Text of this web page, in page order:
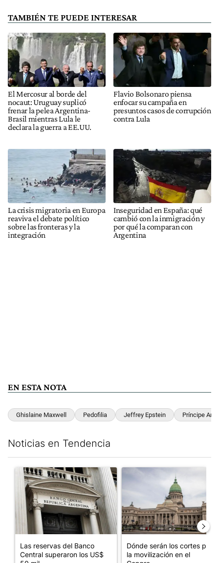
TAMBIÉN TE PUEDE INTERESAR
El Mercosur al borde del
nocaut: Uruguay suplicó
frenar la pelea Argentina-
Brasil mientras Lula le
declara la guerra a EE.UU.
Flavio Bolsonaro piensa
enfocar su campaña en
presuntos casos de corrupción
contra Lula
La crisis migratoria en Europa
reaviva el debate político
sobre las fronteras y la
integración
Inseguridad en España: qué
cambió con la inmigración y
por qué la comparan con
Argentina
EN ESTA NOTA
Ghislaine Maxwell Pedofilia Jeffrey Epstein Príncipe
Noticias en Tendencia
Un artículo de tendencia con el título "Las reservas del Banco
Las reservas del Banco
Central superaron los US$
Un artículo de tendencia
Dónde serán los cortes por
la movilización en el